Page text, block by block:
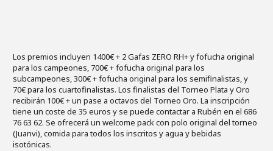
Los premios incluyen 1400€ + 2 Gafas ZERO RH+ y fofucha original
para los campeones, 700€ + fofucha original para los
subcampeones, 300€ + fofucha original para los semifinalistas, y
70€ para los cuartofinalistas. Los finalistas del Torneo Plata y Oro
recibirán 100€ + un pase a octavos del Torneo Oro. La inscripción
tiene un coste de 35 euros y se puede contactar a Rubén en el 686
76 63 62. Se ofrecerá un welcome pack con polo original del torneo
(Juanvi), comida para todos los inscritos y agua y bebidas
isotónicas.